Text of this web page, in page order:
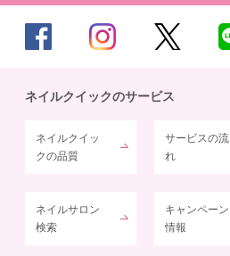
ネイルクイックのサービス
ネイルクイッ
クの品質
サービスの流
れ
ネイルサロン
検索
キャンペーン
情報